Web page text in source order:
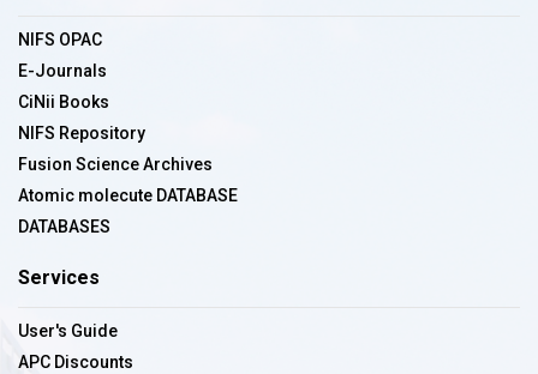
NIFS OPAC
E-Journals
CiNii Books
NIFS Repository
Fusion Science Archives
Atomic molecute DATABASE
DATABASES
Services
User's Guide
APC Discounts